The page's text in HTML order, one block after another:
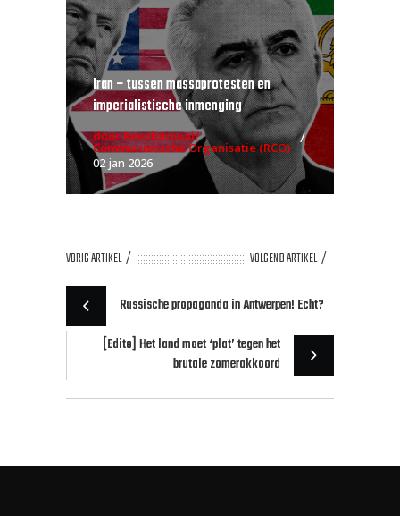
Iran – tussen massaprotesten en
imperialistische inmenging
door Revolutionair
Communistische Organisatie (RCO)
02 jan 2026
VORIG ARTIKEL VOLGEND ARTIKEL
Russische propaganda in Antwerpen! Echt?
[Edito] Het land moet ‘plat’ tegen het
brutale zomerakkoord